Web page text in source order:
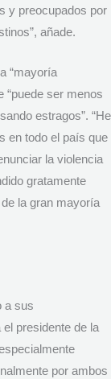
y preocupados por
añade.
“mayoría
“puede ser menos
estragos”. “He
en todo el país que
la violencia
gratamente
la gran mayoría
a sus
presidente de la
por ambos